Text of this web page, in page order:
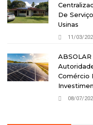
De
Usinas
11/03/
Comércio
08/07/